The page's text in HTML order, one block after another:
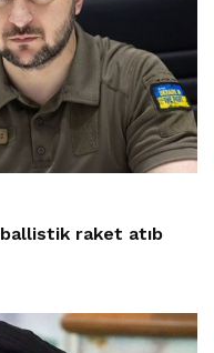
raket atıb